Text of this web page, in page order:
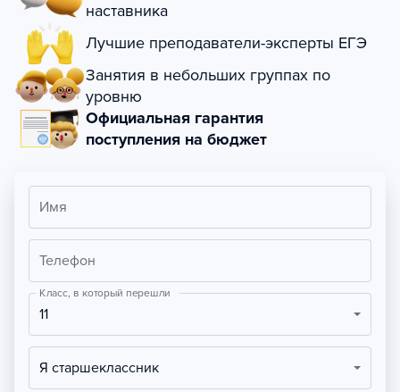
наставника
Лучшие преподаватели-эксперты ЕГЭ
Занятия в небольших группах по
уровню
Официальная гарантия
поступления на бюджет
Имя
Телефон
Класс, в который перешли
11
Я старшеклассник